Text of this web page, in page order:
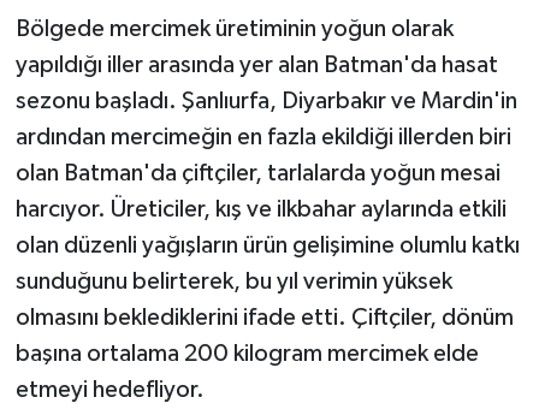
Bölgede mercimek üretiminin yoğun olarak
yapıldığı iller arasında yer alan Batman'da hasat
sezonu başladı. Şanlıurfa, Diyarbakır ve Mardin'in
ardından mercimeğin en fazla ekildiği illerden biri
olan Batman'da çiftçiler, tarlalarda yoğun mesai
harcıyor. Üreticiler, kış ve ilkbahar aylarında etkili
olan düzenli yağışların ürün gelişimine olumlu katkı
sunduğunu belirterek, bu yıl verimin yüksek
olmasını beklediklerini ifade etti. Çiftçiler, dönüm
başına ortalama 200 kilogram mercimek elde
etmeyi hedefliyor.
HABERDE İNSAN
İş Dünyası
Jandarma
Kadın
KÜLTÜR SANAT